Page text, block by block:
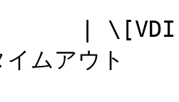
| \[VDI]
ムアウト